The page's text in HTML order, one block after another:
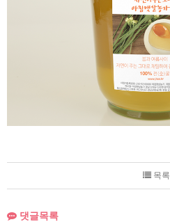
목록
댓글목록